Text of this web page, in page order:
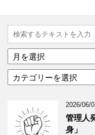
ア
ー
カ
イ
テ
ー
2026/06/
管理人
身」